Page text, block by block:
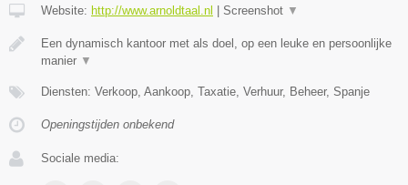
Website: http://www.arnoldtaal.nl | Screenshot ▼
Een dynamisch kantoor met als doel, op een leuke en persoonlijke
manier ▼
Diensten: Verkoop, Aankoop, Taxatie, Verhuur, Beheer, Spanje
Openingstijden onbekend
Sociale media: